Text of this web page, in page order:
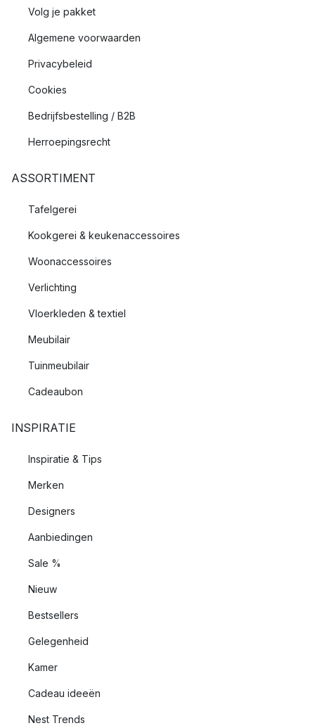
Volg je pakket
Algemene voorwaarden
Privacybeleid
Cookies
Bedrijfsbestelling / B2B
Herroepingsrecht
ASSORTIMENT
Tafelgerei
Kookgerei & keukenaccessoires
Woonaccessoires
Verlichting
Vloerkleden & textiel
Meubilair
Tuinmeubilair
Cadeaubon
INSPIRATIE
Inspiratie & Tips
Merken
Designers
Aanbiedingen
Sale %
Nieuw
Bestsellers
Gelegenheid
Kamer
Cadeau ideeën
Nest Trends